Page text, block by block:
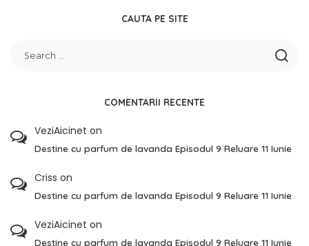
CAUTA PE SITE
COMENTARII RECENTE
VeziAicinet on
Destine cu parfum de lavanda Episodul 9 Reluare 11 Iunie
Criss on
Destine cu parfum de lavanda Episodul 9 Reluare 11 Iunie
VeziAicinet on
Destine cu parfum de lavanda Episodul 9 Reluare 11 Iunie